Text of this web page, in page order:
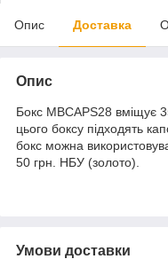
Опис Доставка
Опис
Бокс MBCAPS28 вміщує
цього боксу підходять
бокс можна
50 грн. НБУ (золото).
Умови доставки